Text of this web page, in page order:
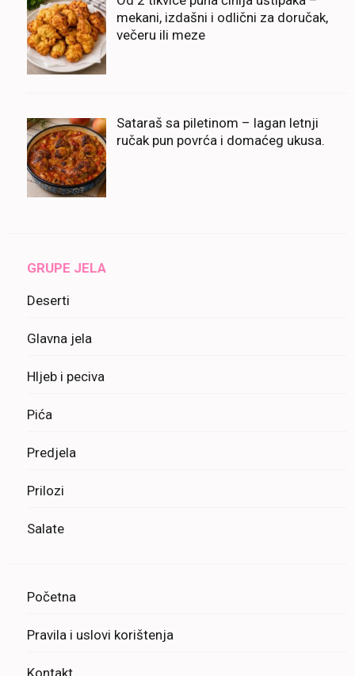
mekani, izdašni i odlični za doručak,
večeru ili meze
Sataraš sa piletinom – lagan letnji
ručak pun povrća i domaćeg ukusa.
GRUPE JELA
Deserti
Glavna jela
Hljeb i peciva
Pića
Predjela
Prilozi
Salate
Početna
Pravila i uslovi korištenja